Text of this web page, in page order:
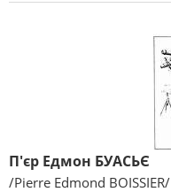
П'єр Едмон БУАСЬЄ
/Pierre Edmond BOISSIER/